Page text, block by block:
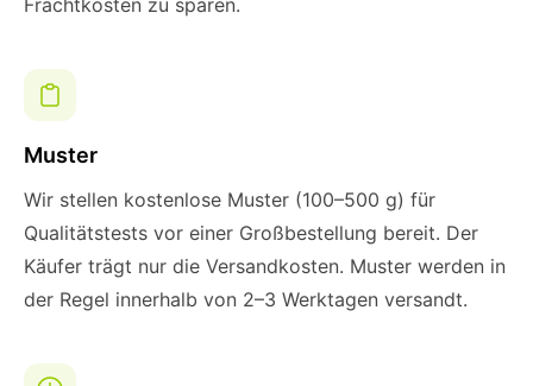
Frachtkosten zu sparen.
Muster
Wir stellen kostenlose Muster (100–500 g) für
Qualitätstests vor einer Großbestellung bereit. Der
Käufer trägt nur die Versandkosten. Muster werden in
der Regel innerhalb von 2–3 Werktagen versandt.